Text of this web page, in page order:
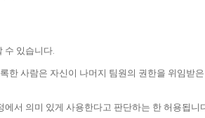
수 있습니다.
한 사람은 자신이 나머지 팀원의 권한을 위임
서 의미 있게 사용한다고 판단하는 한 허용됩니